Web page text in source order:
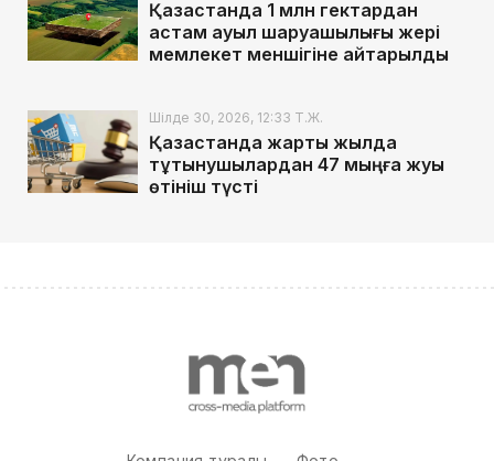
Қазақстанда 1 млн гектардан
астам ауыл шаруашылығы жері
мемлекет меншігіне қайтарылды
Шілде 30, 2026, 12:33 Т.Ж.
Қазақстанда жарты жылда
тұтынушылардан 47 мыңға жуық
өтініш түсті